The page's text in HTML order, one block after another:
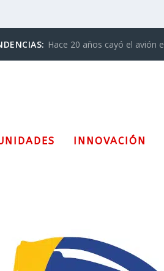
Hace 20 años cayó el avión
INNOVACIÓN